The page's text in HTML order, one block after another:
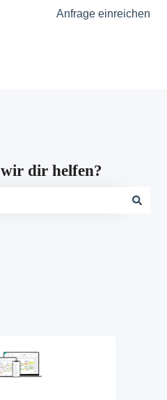
anzeigen
Anfrage einreichen
dir helfen?